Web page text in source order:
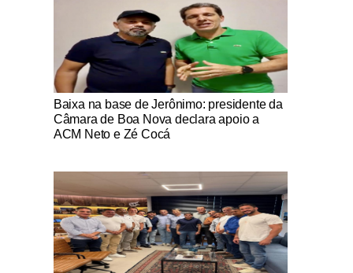
Notícias Católicas
Baixa na base de Jerônimo: presidente da
Câmara de Boa Nova declara apoio a
ACM Neto e Zé Cocá